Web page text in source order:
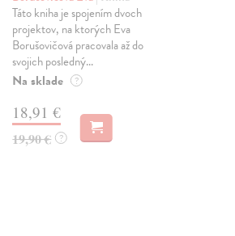
Táto kniha je spojením dvoch
projektov, na ktorých Eva
Borušovičová pracovala až do
svojich posledný...
Na sklade ?
18,91 €
19,90 € ?